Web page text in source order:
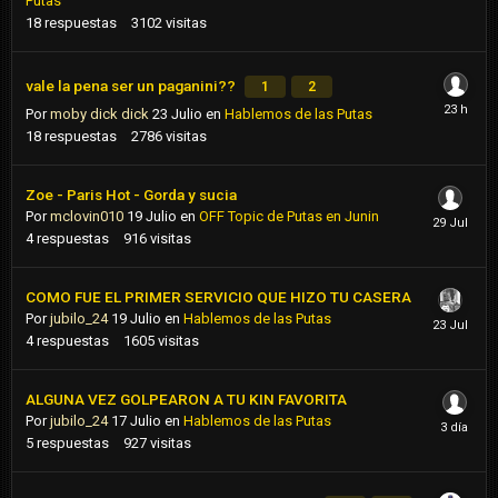
18 respuestas 3102 visitas
vale la pena ser un paganini?? 1 2
Pormoby dick dick 23 Julio en Hablemos de las Putas
18 respuestas 2786 visitas
Zoe - Paris Hot - Gorda y sucia
Pormclovin010 19 Julio en OFF Topic de Putas en Junin
4 respuestas 916 visitas
COMO FUE EL PRIMER SERVICIO QUE HIZO TU CASERA
Porjubilo_24 19 Julio en Hablemos de las Putas
4 respuestas 1605 visitas
ALGUNA VEZ GOLPEARON A TU KIN FAVORITA
Porjubilo_24 17 Julio en Hablemos de las Putas
5 respuestas 927 visitas